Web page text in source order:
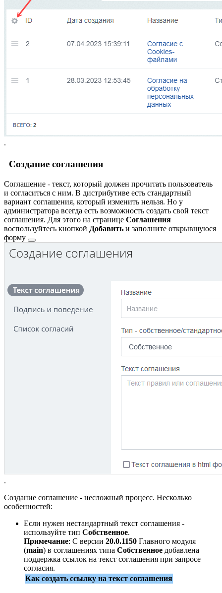
.
Создание соглашения
Соглашение - текст, который должен прочитать пользователь
и согласиться с ним. В дистрибутиве есть стандартный
вариант соглашения, который изменить нельзя. Но у
администратора всегда есть возможность создать свой текст
соглашения. Для этого на странице Соглашения
воспользуйтесь кнопкой Добавить и заполните открывшуюся
форму
.
Создание соглашение - несложный процесс. Несколько
особенностей:
Если нужен нестандартный текст соглашения -
используйте тип Собственное.
Примечание: С версии 20.0.1150 Главного модуля
(main) в соглашениях типа Собственное добавлена
поддержка ссылок на текст соглашения при запросе
согласия.
Как создать ссылку на текст соглашения